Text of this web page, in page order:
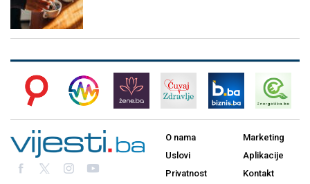
O nama
Uslovi
Privatnost
Marketing
Aplikacije
Kontakt